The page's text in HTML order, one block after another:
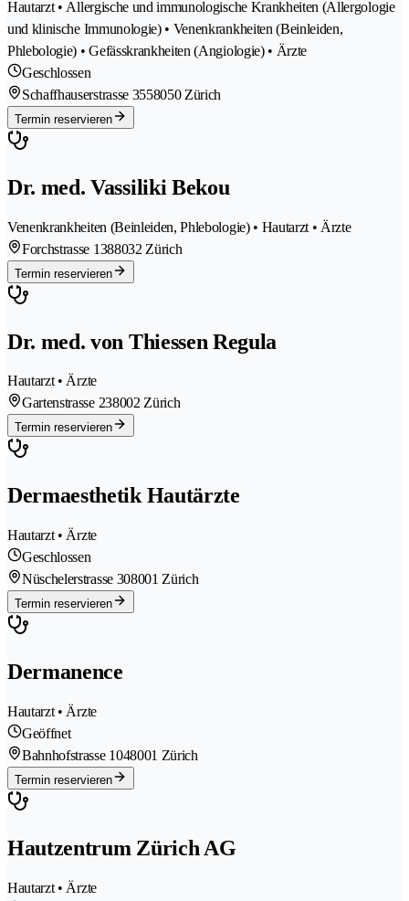
Hautarzt • Allergische und immunologische Krankheiten (Allergologie
und klinische Immunologie) • Venenkrankheiten (Beinleiden,
Phlebologie) • Gefässkrankheiten (Angiologie) • Ärzte
Geschlossen
Schaffhauserstrasse 3558050 Zürich
Termin reservieren
Dr. med. Vassiliki Bekou
Venenkrankheiten (Beinleiden, Phlebologie) • Hautarzt • Ärzte
Forchstrasse 1388032 Zürich
Termin reservieren
Dr. med. von Thiessen Regula
Hautarzt • Ärzte
Gartenstrasse 238002 Zürich
Termin reservieren
Dermaesthetik Hautärzte
Hautarzt • Ärzte
Geschlossen
Nüschelerstrasse 308001 Zürich
Termin reservieren
Dermanence
Hautarzt • Ärzte
Geöffnet
Bahnhofstrasse 1048001 Zürich
Termin reservieren
Hautzentrum Zürich AG
Hautarzt • Ärzte